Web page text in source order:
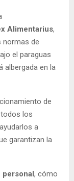
Alimentarius,
normas de
el paraguas
albergada en la
de
los
a
garantizan la
personal, cómo